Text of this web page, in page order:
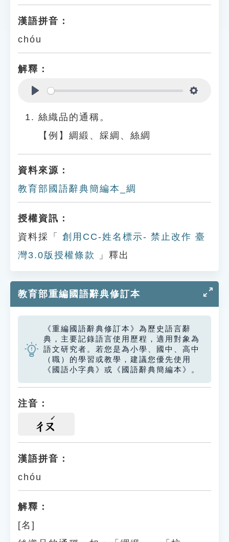
漢語拼音：
chóu
解釋：
絲織品的通稱。
【例】綢緞、綵綢、絲綢
資料來源：
教育部國語辭典簡編本_綢
授權資訊：
資料採「
創用CC-姓名標示- 禁止改作 臺
灣3.0版授權條款
」釋出
教育部重編國語辭典修訂本
《重編國語辭典修訂本》為歷史語言辭
典，主要記錄語言使用歷程，適用對象為
語文研究者。若您是為小學、國中、高中
（職）的學習或教學，建議您優先使用
《國語小字典》或《國語辭典簡編本》。
注音：
ㄔㄡ
漢語拼音：
chóu
解釋：
[名]